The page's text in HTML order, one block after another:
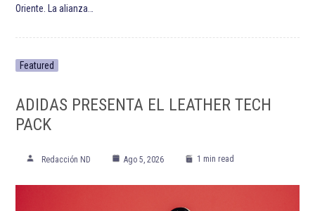
Oriente. La alianza…
Featured
ADIDAS PRESENTA EL LEATHER TECH
PACK
Redacción ND Ago 5, 2026 1 min read